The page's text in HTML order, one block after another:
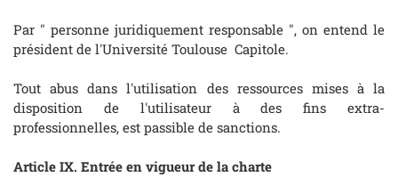
Par " personne juridiquement responsable ", on entend le
président de l'Université Toulouse Capitole.
Tout abus dans l'utilisation des ressources mises à la
disposition de l'utilisateur à des fins extra-
professionnelles, est passible de sanctions.
Article IX. Entrée en vigueur de la charte